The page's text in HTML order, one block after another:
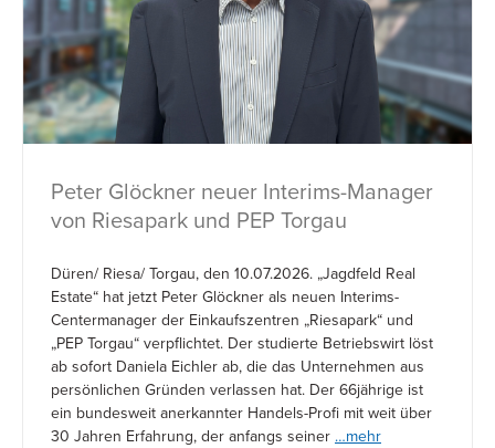
Peter Glöckner neuer Interims-Manager
von Riesapark und PEP Torgau
Düren/ Riesa/ Torgau, den 10.07.2026. „Jagdfeld Real
Estate“ hat jetzt Peter Glöckner als neuen Interims-
Centermanager der Einkaufszentren „Riesapark“ und
„PEP Torgau“ verpflichtet. Der studierte Betriebswirt löst
ab sofort Daniela Eichler ab, die das Unternehmen aus
persönlichen Gründen verlassen hat. Der 66jährige ist
ein bundesweit anerkannter Handels-Profi mit weit über
30 Jahren Erfahrung, der anfangs seiner …mehr